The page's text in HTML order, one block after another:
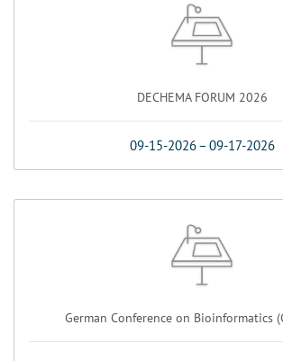
DECHEMA FORUM 2026
09-15-2026–09-17-2026
German Conference on Bioinformatics